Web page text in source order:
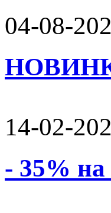
04-08-
14-02-
- 35%